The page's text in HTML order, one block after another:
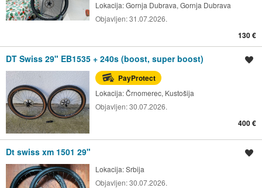
Lokacija:Gornja Dubrava, Gornja Dubrava
Objavljen:31.07.2026.
130 €
DT Swiss 29" EB1535 + 240s (boost, super boost)
PayProtect
Lokacija:Črnomerec, Kustošija
Objavljen:30.07.2026.
400 €
Dt swiss xm 1501 29"
Lokacija:Srbija
Objavljen:30.07.2026.